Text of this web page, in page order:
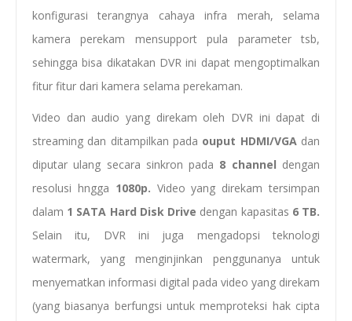
konfigurasi terangnya cahaya infra merah, selama
kamera perekam mensupport pula parameter tsb,
sehingga bisa dikatakan DVR ini dapat mengoptimalkan
fitur fitur dari kamera selama perekaman.
Video dan audio yang direkam oleh DVR ini dapat di
streaming dan ditampilkan pada ouput HDMI/VGAdan
diputar ulang secara sinkron pada 8 channel dengan
resolusi hngga 1080p. Video yang direkam tersimpan
dalam 1 SATA Hard Disk Drive dengan kapasitas 6 TB.
Selain itu, DVR ini juga mengadopsi teknologi
watermark, yang menginjinkan penggunanya untuk
menyematkan informasi digital pada video yang direkam
(yang biasanya berfungsi untuk memproteksi hak cipta